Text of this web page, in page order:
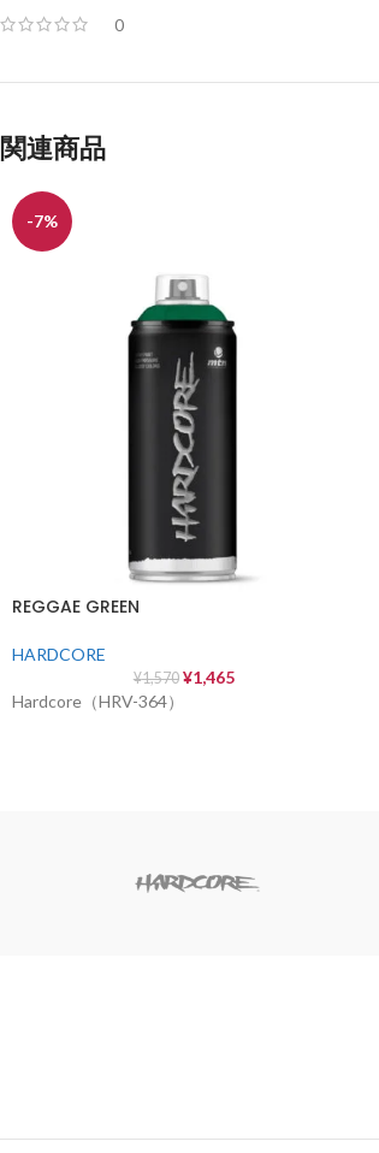
0
関連商品
-7%
REGGAE GREEN
HARDCORE
¥1,570 ¥1,465
Hardcore（HRV-364）